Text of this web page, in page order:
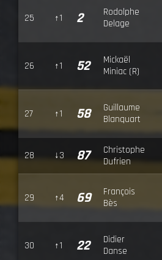
25 ↑1 2
Rodolphe
Delage
26 ↑1 52
Mickaël
Miniac (R)
27 ↑1 58
Guillaume
Blanquart
28 ↓3 87
Christophe
Dufrien
29 ↑4 69
François
Bès
30 ↑1 22
Didier
Danse